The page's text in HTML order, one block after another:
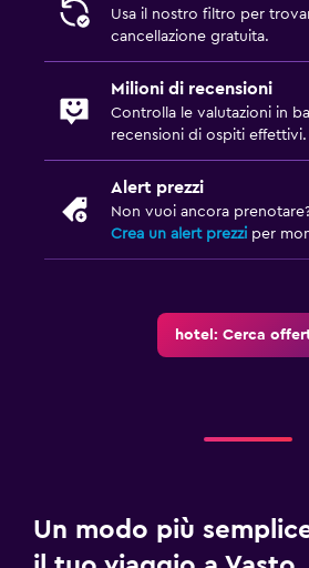
Usa il nostro filtro per
cancellazione gratuita.
Milioni di recensioni
Controlla le valutazioni in
recensioni di ospiti effettivi.
Alert prezzi
Non vuoi ancora
Crea un alert prezzi per
hotel: Cerca
Un modo più